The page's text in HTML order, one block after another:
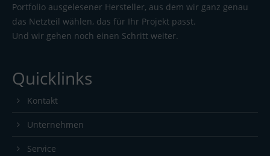
Portfolio ausgelesener Hersteller, aus dem wir ganz genau
das Netzteil wählen, das für Ihr Projekt passt.
Und wir gehen noch einen Schritt weiter.
Quicklinks
Kontakt
Unternehmen
Service